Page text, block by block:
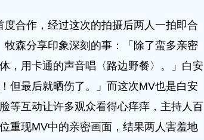
合作，经过这次的拍摄后两人一拍即合
森分享印象深刻的事：「除了蛮多亲密
，用卡通的声音唱〈路边野餐〉。」白安
但最后就晒伤了。」而这次MV也是白安
等互动让许多观众看得心痒痒，主持人百
重现MV中的亲密画面，结果两人害羞地